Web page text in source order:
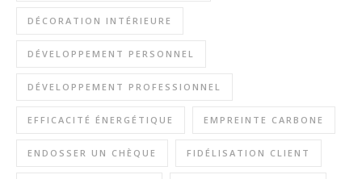
DÉCORATION INTÉRIEURE
DÉVELOPPEMENT PERSONNEL
DÉVELOPPEMENT PROFESSIONNEL
EFFICACITÉ ÉNERGÉTIQUE EMPREINTE CARBONE
ENDOSSER UN CHÈQUE FIDÉLISATION CLIENT